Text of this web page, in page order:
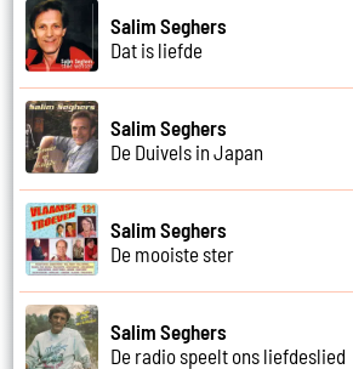
Salim Seghers
Dat is liefde
Salim Seghers
De Duivels in Japan
Salim Seghers
De mooiste ster
Salim Seghers
De radio speelt ons liefdeslied